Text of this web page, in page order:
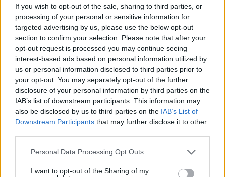
If you wish to opt-out of the sale, sharing to third parties, or
processing of your personal or sensitive information for
targeted advertising by us, please use the below opt-out
section to confirm your selection. Please note that after your
opt-out request is processed you may continue seeing
interest-based ads based on personal information utilized by
us or personal information disclosed to third parties prior to
your opt-out. You may separately opt-out of the further
disclosure of your personal information by third parties on the
IAB’s list of downstream participants. This information may
also be disclosed by us to third parties on the IAB’s List of
Downstream Participants that may further disclose it to other
Please note that this website/app uses one or more Google
not limited to your visit or usage behaviour. You may click to
Personal Data Processing Opt Outs
I want to opt-out of the Sharing of my
Πέθανε ο σπουδαίος διανοούμενος,
Στέλιος Ράμφος σε ηλικία 87 ετών
10.08.2026, 13:28 48
ΔΕΘ τετραετίας με μέτρα για όλους: Τι
θα πει ο Μητσοτάκης στη
Θεσσαλονίκη για μισθούς, συντάξεις,
επιχειρήσεις, αγρότες και στεγαστικό